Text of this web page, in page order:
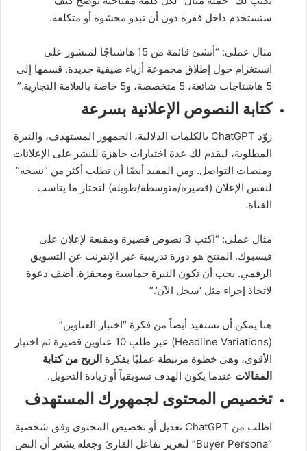
ستستخدم داخل فقرة دون أن تبدو محشوة أو متكلفة.
مثال عملي: “أنشئ قائمة من 15 هاشتاجًا لمنشور على
انستغرام حول إطلاق مجموعة أزياء صيفية جديدة. قسمها إلى
5 هاشتاجات شائعة، 5 متخصصة، و5 خاصة بالعلامة التجارية.”
كتابة النصوص الإعلانية بسرعة
زوّد ChatGPT بالكلمات الدلالية، الجمهور المستهدف، والنبرة
المطلوبة، ليقدم لك عدة اختيارات جاهزة للنشر على الإعلانات
ومنصات التواصل. ومن المفيد أيضًا أن تطلب أكثر من “نسخة”
لنفس الإعلان (قصيرة/متوسطة/طويلة) لتختار ما يناسب
القناة.
مثال عملي: “اكتب 3 نصوص قصيرة ومقنعة لإعلان على
فيسبوك. المنتج هو دورة تدريبية عبر الإنترنت عن التسويق
الرقمي. يجب أن تكون النبرة حماسية ومحفزة. أضف دعوة
لاتخاذ إجراء مثل ‘سجل الآن’.”
هنا يمكن أن تستفيد أيضاً من فكرة “اختبار العناوين”
(Headline Variations) عبر طلب 10 عناوين قصيرة ثم اختيار
الأقوى، وهي خطوة مرتبطة عمليًا بفكرة الربح من كتابة
المقالات عندما يكون الهدف تسويقياً أو زيادة التحويل.
تخصيص المحتوى لجمهورك المستهدف
اطلب من ChatGPT تعديل أو تخصيص المحتوى وفق شخصية
“Buyer Persona” لتعزيز تفاعل القارئ وجعله يشعر أن النص